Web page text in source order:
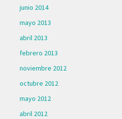
junio 2014
mayo 2013
abril 2013
febrero 2013
noviembre 2012
octubre 2012
mayo 2012
abril 2012